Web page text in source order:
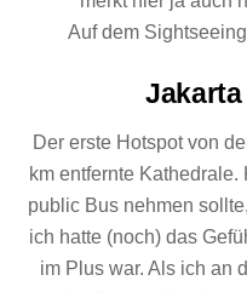
Auf dem
Der erste Hotspot von
km entfernte
public Bus nehmen
ich hatte (noch) das
im Plus war. Als ich an